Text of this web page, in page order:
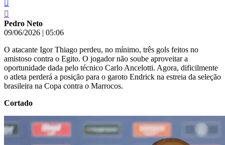
Pedro Neto
09/06/2026 | 05:06
O atacante Igor Thiago perdeu, no mínimo, três gols feitos no
amistoso contra o Egito. O jogador não soube aproveitar a
oportunidade dada pelo técnico Carlo Ancelotti. Agora, dificilmente
o atleta perderá a posição para o garoto Endrick na estreia da seleção
brasileira na Copa contra o Marrocos.
Cortado